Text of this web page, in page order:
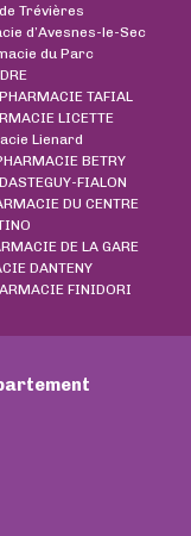
Trévières
d’Avesnes-le-Sec
du Parc
PHARMACIE TAFIAL
LICETTE
Lienard
BETRY
FIALON
DU CENTRE
DE LA GARE
DANTENY
FINIDORI